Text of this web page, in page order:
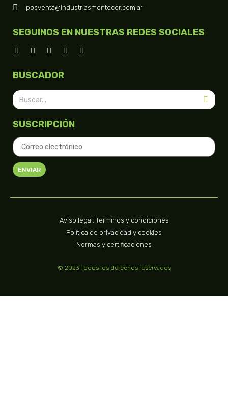
posventa@industriasmontecor.com.ar
SEGUINOS EN NUESTRAS REDES SOCIALES
BUSCADOR
SUSCRIPCIÓN
ENVIAR
Aviso legal. Términos y condiciones
Política de privacidad y cookies
Normas y certificaciones
© 2023 Todos los derechos reservados